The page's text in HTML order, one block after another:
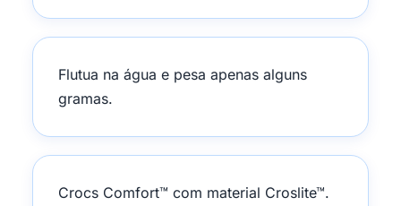
Flutua na água e pesa apenas alguns
gramas.
Crocs Comfort™ com material Croslite™.